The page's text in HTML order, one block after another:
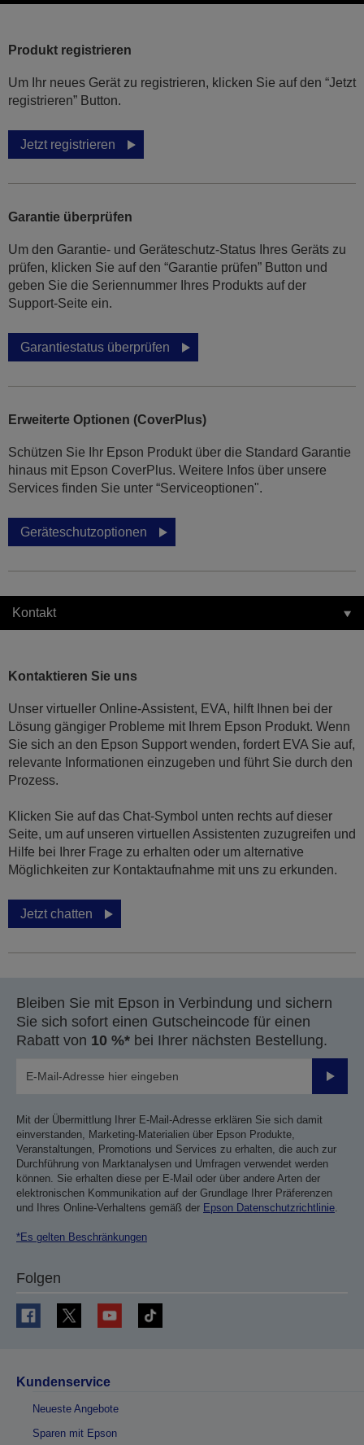
Produkt registrieren
Um Ihr neues Gerät zu registrieren, klicken Sie auf den “Jetzt
registrieren” Button.
Jetzt registrieren
Garantie überprüfen
Um den Garantie- und Geräteschutz-Status Ihres Geräts zu
prüfen, klicken Sie auf den “Garantie prüfen” Button und
geben Sie die Seriennummer Ihres Produkts auf der
Support-Seite ein.
Garantiestatus überprüfen
Erweiterte Optionen (CoverPlus)
Schützen Sie Ihr Epson Produkt über die Standard Garantie
hinaus mit Epson CoverPlus. Weitere Infos über unsere
Services finden Sie unter “Serviceoptionen".
Geräteschutzoptionen
Kontakt
Kontaktieren Sie uns
Unser virtueller Online-Assistent, EVA, hilft Ihnen bei der
Lösung gängiger Probleme mit Ihrem Epson Produkt. Wenn
Sie sich an den Epson Support wenden, fordert EVA Sie auf,
relevante Informationen einzugeben und führt Sie durch den
Prozess.
Klicken Sie auf das Chat-Symbol unten rechts auf dieser
Seite, um auf unseren virtuellen Assistenten zuzugreifen und
Hilfe bei Ihrer Frage zu erhalten oder um alternative
Möglichkeiten zur Kontaktaufnahme mit uns zu erkunden.
Jetzt chatten
Bleiben Sie mit Epson in Verbindung und sichern
Sie sich sofort einen Gutscheincode für einen
Rabatt von 10 %* bei Ihrer nächsten Bestellung.
Mit der Übermittlung Ihrer E-Mail-Adresse erklären Sie sich damit
einverstanden, Marketing-Materialien über Epson Produkte,
Veranstaltungen, Promotions und Services zu erhalten, die auch zur
Durchführung von Marktanalysen und Umfragen verwendet werden
können. Sie erhalten diese per E-Mail oder über andere Arten der
elektronischen Kommunikation auf der Grundlage Ihrer Präferenzen
und Ihres Online-Verhaltens gemäß der Epson Datenschutzrichtlinie.
*Es gelten Beschränkungen
Folgen
Kundenservice
Neueste Angebote
Sparen mit Epson